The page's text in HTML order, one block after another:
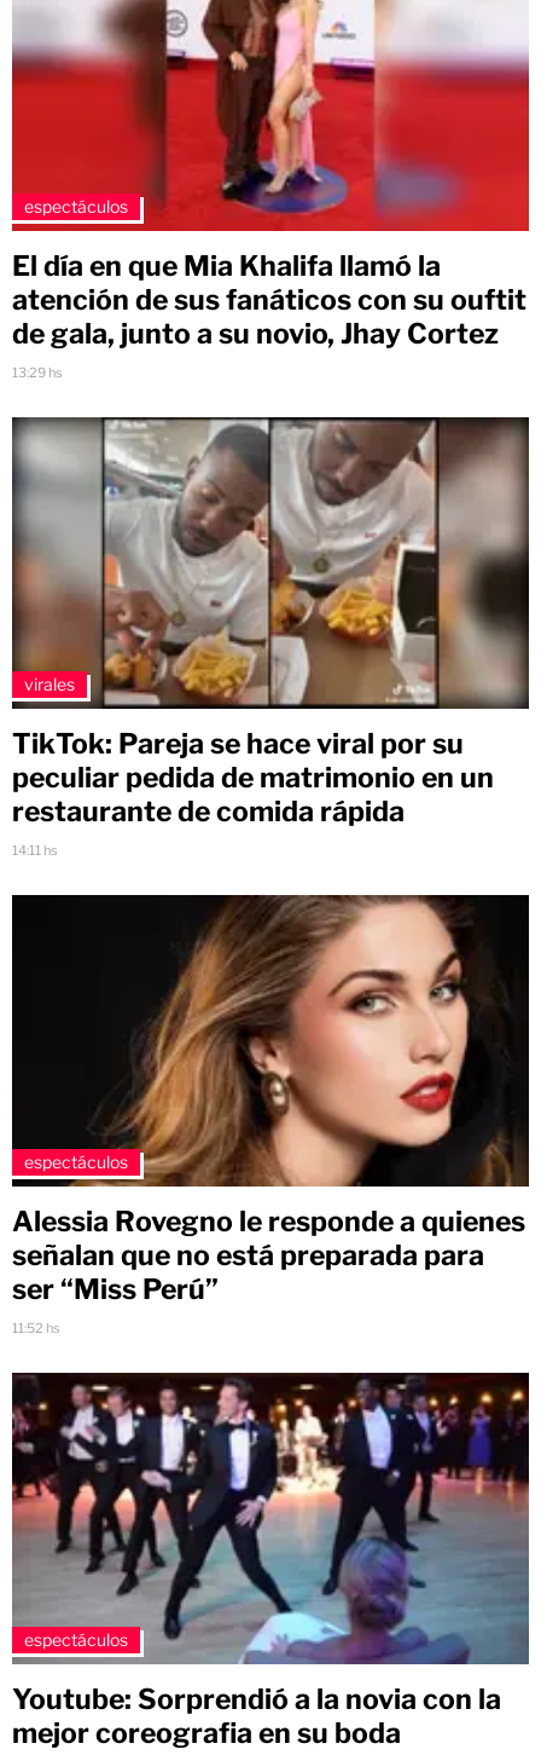
espectáculos
El día en que Mia Khalifa llamó la
atención de sus fanáticos con su ouftit
de gala, junto a su novio, Jhay Cortez
13:29 hs
virales
TikTok: Pareja se hace viral por su
peculiar pedida de matrimonio en un
restaurante de comida rápida
14:11 hs
espectáculos
Alessia Rovegno le responde a quienes
señalan que no está preparada para
ser “Miss Perú”
11:52 hs
espectáculos
Youtube: Sorprendió a la novia con la
mejor coreografia en su boda